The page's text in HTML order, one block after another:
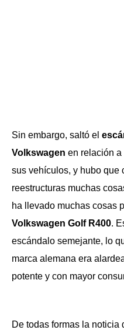
Sin embargo, saltó el
Volkswagen en relación a
sus vehículos, y hubo que
reestructuras muchas
ha llevado muchas cosas
Volkswagen Golf R400.
escándalo semejante, lo
marca alemana era
potente y con mayor
De todas formas la